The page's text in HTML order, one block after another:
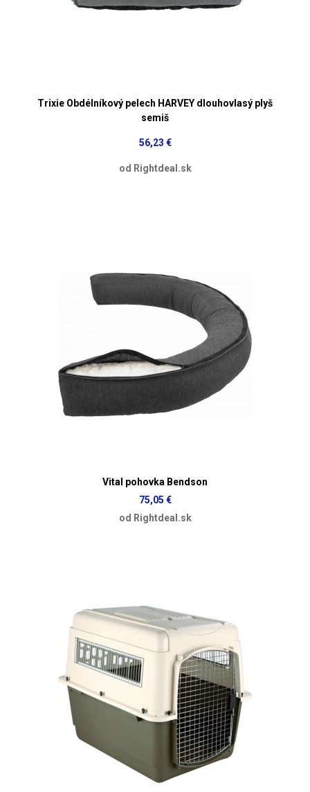
Trixie Obdélníkový pelech HARVEY dlouhovlasý plyš
semiš
56,23 €
od Rightdeal.sk
Vital pohovka Bendson
75,05 €
od Rightdeal.sk